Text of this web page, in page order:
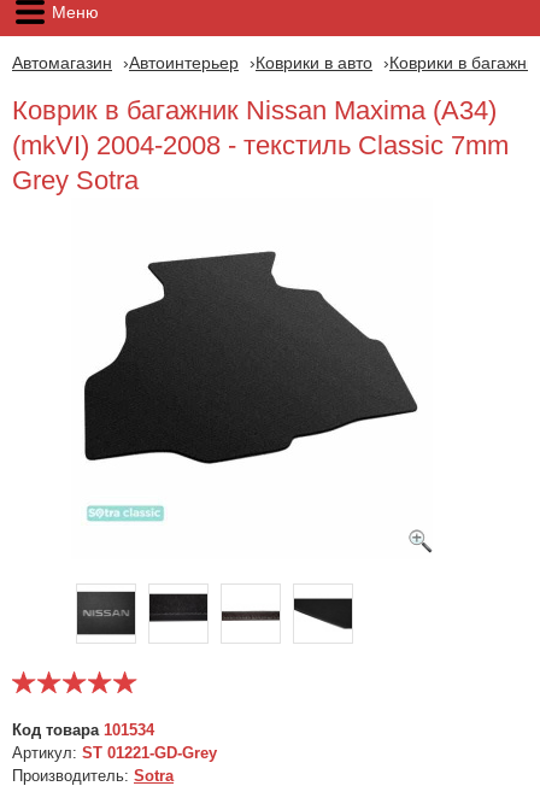
Меню
Автомагазин Автоинтерьер Коврики в авто Коврики в
Коврик в багажник Nissan Maxima (A34)
(mkVI) 2004-2008 - текстиль Classic 7mm
Grey Sotra
Код товара 101534
Артикул: ST 01221-GD-Grey
Производитель: Sotra